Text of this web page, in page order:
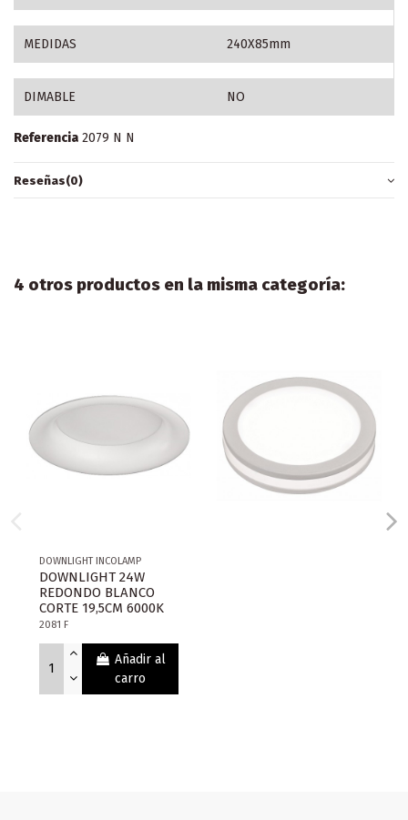
MEDIDAS 240X85mm
DIMABLE NO
Referencia 2079 N N
Reseñas(0)
4 otros productos en la misma categoría:
DOWNLIGHT INCOLAMP
DOWNLIGHT 24W
REDONDO BLANCO
CORTE 19,5CM 6000K
2081 F
Añadir al
carro